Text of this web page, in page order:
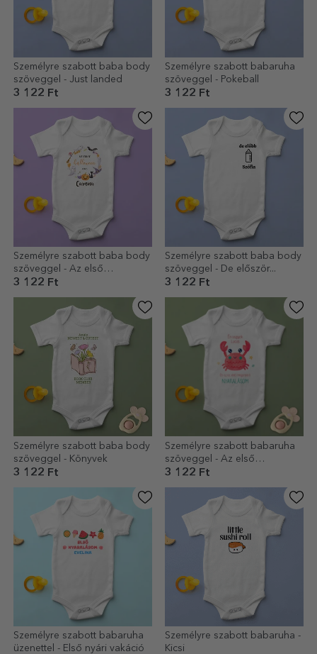
Személyre szabott baba body
szöveggel - Just landed
3 122 Ft
Személyre szabott babaruha
szöveggel - Pokeball
3 122 Ft
Személyre szabott baba body
szöveggel - Az első
Halloweenem
3 122 Ft
Személyre szabott baba body
szöveggel - De először...
3 122 Ft
Személyre szabott baba body
szöveggel - Könyvek
3 122 Ft
Személyre szabott babaruha
szöveggel - Az első
nyaralásom
3 122 Ft
Személyre szabott babaruha
üzenettel - Első nyári vakáció
Személyre szabott babaruha -
Kicsi